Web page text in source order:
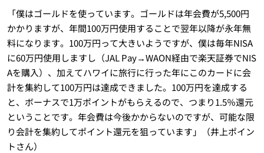
「僕はゴールドを使っています。ゴールドは年会費が5,500円
かかりますが、年間100万円使用することで翌年以降が永年無
料になります。100万円って大きいようですが、僕は毎年NISA
に60万円使用しますし（JAL Pay→WAON経由で楽天証券でNIS
Aを購入）、加えてハワイに旅行に行った年にこのカードに会
計を集約して100万円は達成できました。100万円を達成する
と、ボーナスで1万ポイントがもらえるので、つまり1.5％還元
ということです。年会費は今後かからないのですが、可能な限
り会計を集約してポイント還元を狙っています」（井上ポイン
トさん）